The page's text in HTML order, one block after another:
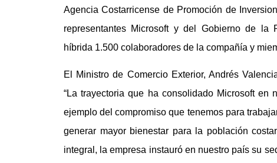
Agencia Costarricense de Promoción de
representantes Microsoft y del Gobierno de la
híbrida 1.500 colaboradores de la compañía y
El Ministro de Comercio Exterior, Andrés
“La trayectoria que ha consolidado Microsoft
ejemplo del compromiso que tenemos para
generar mayor bienestar para la población
integral, la empresa instauró en nuestro país su